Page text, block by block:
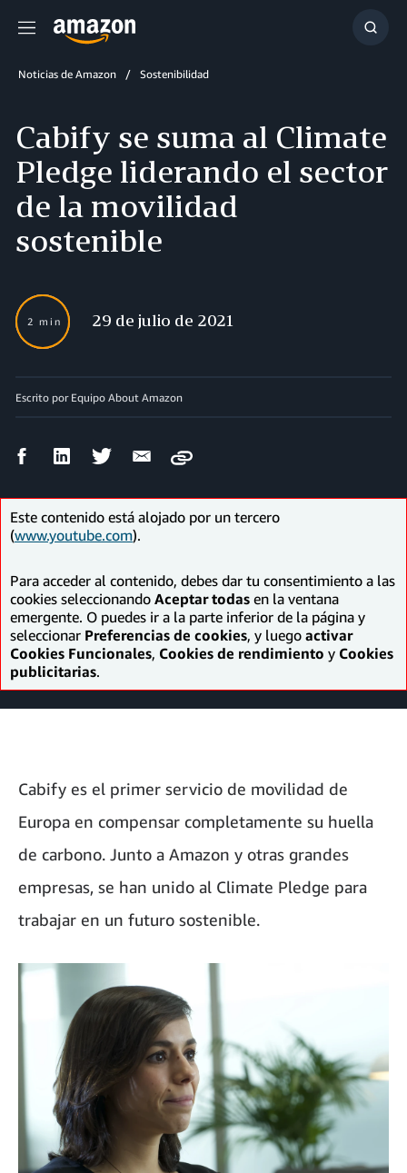
Menú
Noticias de Amazon Sostenibilidad
Cabify se suma al Climate
Pledge liderando el sector
de la movilidad
sostenible
2 min 29 de julio de 2021
Escrito por Equipo About Amazon
CompartirCompartirCompartirCompartir
electrónico
Copy
Este contenido está alojado por un tercero
(www.youtube.com).
Para acceder al contenido, debes dar tu consentimiento a las
cookies seleccionando Aceptar todas en la ventana
emergente. O puedes ir a la parte inferior de la página y
seleccionar Preferencias de cookies, y luego activar
Cookies Funcionales, Cookies de rendimiento y Cookies
publicitarias.
Cabify es el primer servicio de movilidad de
Europa en compensar completamente su huella
de carbono. Junto a Amazon y otras grandes
empresas, se han unido al Climate Pledge para
trabajar en un futuro sostenible.